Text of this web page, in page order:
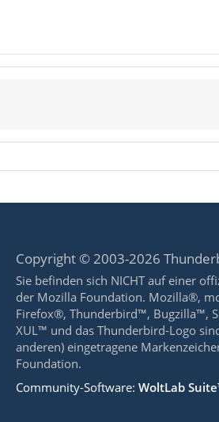
Copyright © 2003-2026
Sie befinden sich NICHT auf einer
der Mozilla Foundation. Mozilla®,
Firefox®, Thunderbird™, Bugzilla™,
XUL™ und das Thunderbird-Logo
anderen) eingetragene
Foundation.
Community-Software:WoltLab